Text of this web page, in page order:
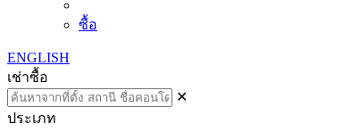
ซื้อ
ENGLISH
เช่าซื้อ
✕
ประเภท